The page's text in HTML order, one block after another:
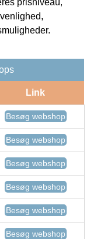
Link
Besøg webshop
Besøg webshop
Besøg webshop
Besøg webshop
Besøg webshop
Besøg webshop